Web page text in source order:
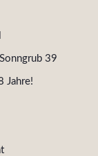
39
Jahre!